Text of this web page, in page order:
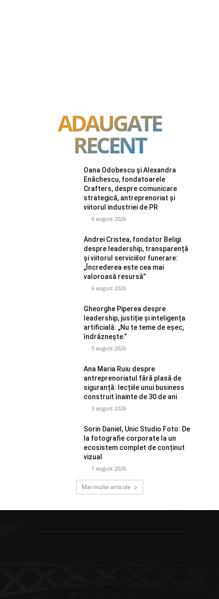
ADAUGATE
RECENT
Oana Odobescu și Alexandra
Enăchescu, fondatoarele
Crafters, despre comunicare
strategică, antreprenoriat și
viitorul industriei de PR
6 august 2026
Andrei Cristea, fondator Beligi
despre leadership, transparență
și viitorul serviciilor funerare:
„Încrederea este cea mai
valoroasă resursă”
6 august 2026
Gheorghe Piperea despre
leadership, justiție și inteligența
artificială: „Nu te teme de eșec,
îndrăznește.”
5 august 2026
Ana Maria Ruiu despre
antreprenoriatul fără plasă de
siguranță: lecțiile unui business
construit înainte de 30 de ani
3 august 2026
Sorin Daniel, Unic Studio Foto: De
la fotografie corporate la un
ecosistem complet de conținut
vizual
1 august 2026
Mai multe articole